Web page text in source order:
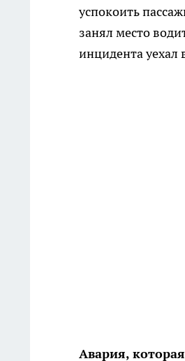
успокоить
занял место
инцидента уехал
Авария,